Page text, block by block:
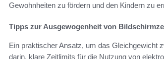
Gewohnheiten zu fördern und den Kindern zu
Tipps zur Ausgewogenheit von
Ein praktischer Ansatz, um das Gleichgewicht
darin, klare Zeitlimits für die Nutzung von